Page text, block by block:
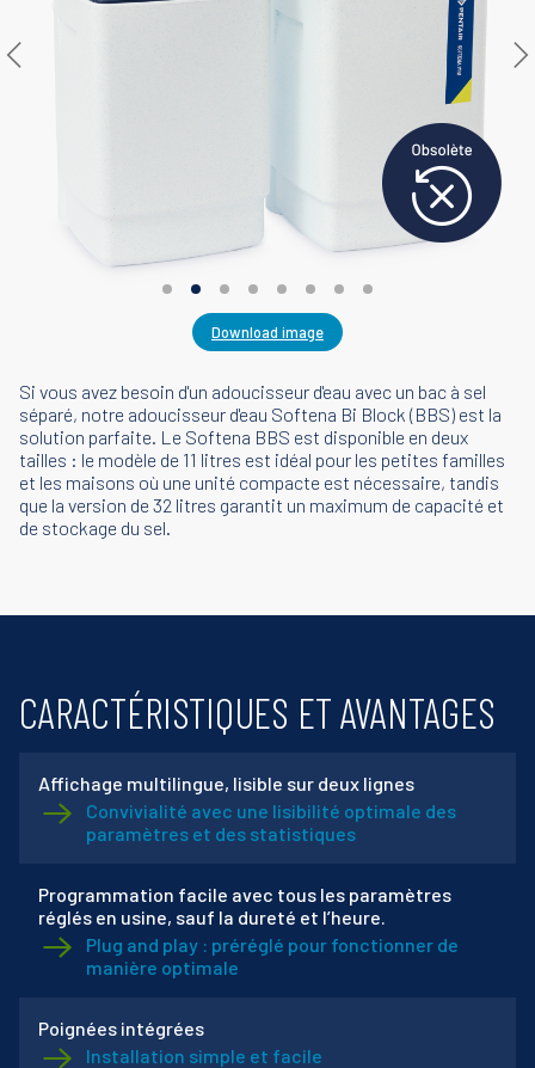
Download image
Si vous avez besoin d'un adoucisseur d'eau avec un bac à sel
séparé, notre adoucisseur d'eau Softena Bi Block (BBS) est la
solution parfaite. Le Softena BBS est disponible en deux
tailles : le modèle de 11 litres est idéal pour les petites familles
et les maisons où une unité compacte est nécessaire, tandis
que la version de 32 litres garantit un maximum de capacité et
de stockage du sel.
CARACTÉRISTIQUES ET AVANTAGES
Affichage multilingue, lisible sur deux lignes
Convivialité avec une lisibilité optimale des
paramètres et des statistiques
Programmation facile avec tous les paramètres
réglés en usine, sauf la dureté et l’heure.
Plug and play : préréglé pour fonctionner de
manière optimale
Poignées intégrées
Installation simple et facile